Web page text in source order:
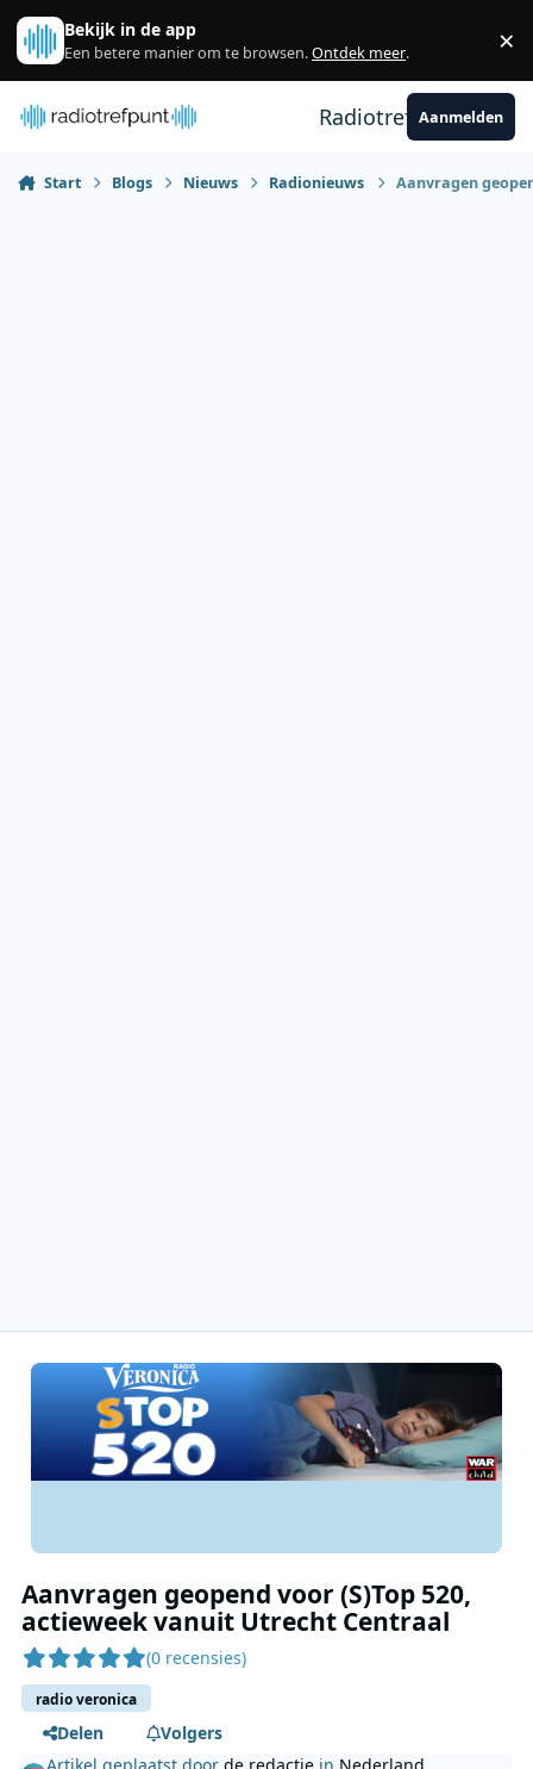
Spring naar bijdragen
Bekijk in de app
Een betere manier om te browsen.Ontdek meer. ×
RadiotrefpuntAanmelden
Start Blogs Nieuws Radionieuws Aanvragen
Aanvragen geopend voor (S)Top 520,
actieweek vanuit Utrecht Centraal
(0 recensies)
radio veronica
Delen
Volgers
Artikel geplaatst doorde redactie in Nederland